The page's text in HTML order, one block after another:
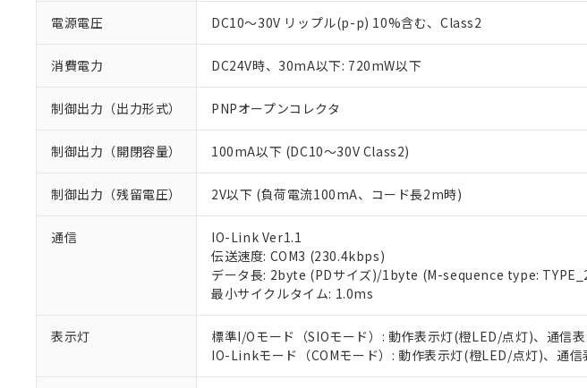
電源電圧 DC10～30V リップル(p-p) 10%含む、Class2
消費電力 DC24V時、30mA以下: 720mW以下
制御出力（出力形式） PNPオープンコレクタ
制御出力（開閉容量） 100mA以下 (DC10～30V Class2)
制御出力（残留電圧） 2V以下 (負荷電流100mA、コード長2m時)
通信
IO-Link Ver1.1
伝送速度: COM3 (230.4kbps)
データ長: 2byte (PDサイズ)/1byte (M-sequence type:
最小サイクルタイム: 1.0ms
表示灯
標準I/Oモード（SIOモード）: 動作表示灯(橙LED/点灯)、通信
IO-Linkモード（COMモード）: 動作表示灯(橙LED/点灯)、通
ご利用条件
※1 対応状況
対応済み：EU RoHS指令（10物質）の非含有
対応予定：EU RoHS指令（10物質）の非含有に対
調査・確認中：EU RoHS指令（10物質）の非含有
非該当品：ライセンス料など無形物で、有害物質
仕入先様の事情により、非含有部品としていたも
※1 中国RoHS○×表